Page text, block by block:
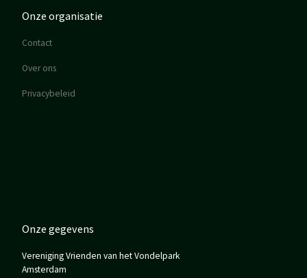
Onze organisatie
Contact
Over ons
Privacybeleid
Onze gegevens
Vereniging Vrienden van het Vondelpark
Amsterdam